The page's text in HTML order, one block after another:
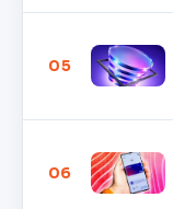
05
06